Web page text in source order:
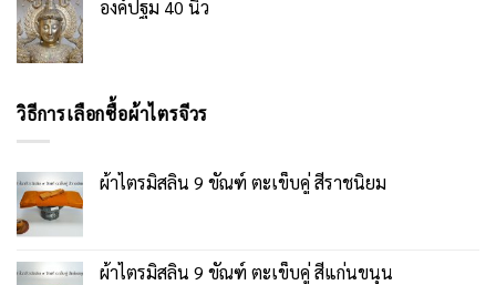
องค์ปฐม 40 นิ้ว
วิธีการเลือกซื้อผ้าไตรจีวร
ผ้าไตรมิสลิน 9 ขัณฑ์ ตะเข็บคู่ สีราชนิยม
ผ้าไตรมิสลิน 9 ขัณฑ์ ตะเข็บคู่ สีแก่นขนุน